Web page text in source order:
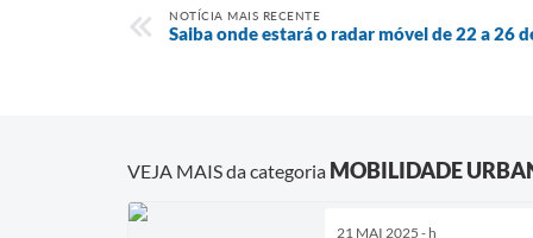
NOTÍCIA MAIS RECENTE
Saiba onde estará o radar móvel de 22 a 26
VEJA MAIS da categoria MOBILIDADE
21 MAI 2025 - h